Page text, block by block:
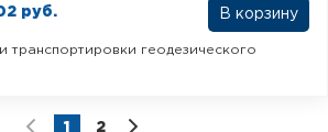
руб. В корзину
транспортировки геодезического
1 2